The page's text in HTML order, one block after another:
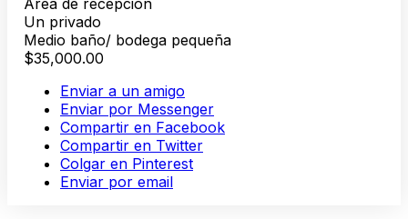
Área de recepción
Un privado
Medio baño/ bodega pequeña
$35,000.00
Enviar a un amigo
Enviar por Messenger
Compartir en Facebook
Compartir en Twitter
Colgar en Pinterest
Enviar por email